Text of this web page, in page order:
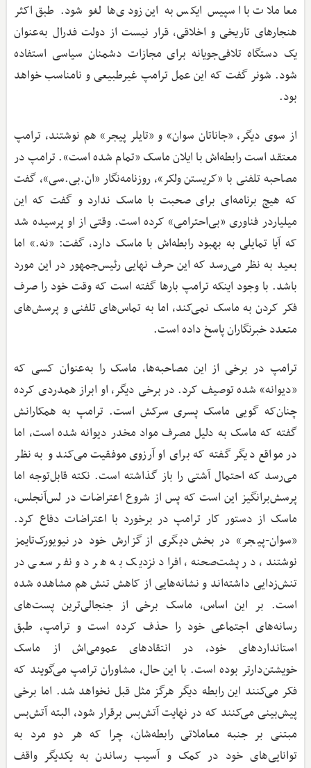
معاملات با اسپیس ایکس به این زودی‌ها لغو شود. طبق اکثر
هنجارهای تاریخی و اخلاقی، قرار نیست از دولت فدرال به‌عنوان
یک دستگاه تلافی‌جویانه برای مجازات دشمنان سیاسی استفاده
شود. شونر گفت که این عمل ترامپ غیرطبیعی و نامناسب خواهد
بود.
از سوی دیگر، «جاناتان سوان» و «تایلر پیجر» هم نوشتند، ترامپ
معتقد است رابطه‌اش با ایلان ماسک «تمام شده است». ترامپ در
مصاحبه تلفنی با «کریستن ولکر»، روزنامه‌نگار «ان.بی.سی»، گفت
که هیچ برنامه‌ای برای صحبت با ماسک ندارد و گفت که این
میلیاردر فناوری «بی‌احترامی» کرده است. وقتی از او پرسیده شد
که آیا تمایلی به بهبود رابطه‌اش با ماسک دارد، گفت: «نه.» اما
بعید به نظر می‌رسد که این حرف نهایی رئیس‌جمهور در این مورد
باشد. با وجود اینکه ترامپ بارها گفته است که وقت خود را صرف
فکر کردن به ماسک نمی‌کند، اما به تماس‌های تلفنی و پرسش‌های
متعدد خبرنگاران پاسخ داده است.
ترامپ در برخی از این مصاحبه‌ها، ماسک را به‌عنوان کسی که
«دیوانه» شده توصیف کرد. در برخی دیگر، او ابراز همدردی کرده
چنان‌که گویی ماسک پسری سرکش است. ترامپ به همکارانش
گفته که ماسک به دلیل مصرف مواد مخدر دیوانه شده است، اما
در مواقع دیگر گفته که برای او آرزوی موفقیت می‌کند و به نظر
می‌رسد که احتمال آشتی را باز گذاشته است. نکته قابل‌توجه اما
پرسش‌برانگیز این است که پس از شروع اعتراضات در لس‌آنجلس،
ماسک از دستور کار ترامپ در برخورد با اعتراضات دفاع کرد.
«سوان-پیجر» در بخش دیگری از گزارش خود در نیویورک‌تایمز
نوشتند، در پشت‌صحنه، افراد نزدیک به هر دو نفر سعی در
تنش‌زدایی داشته‌اند و نشانه‌هایی از کاهش تنش هم مشاهده شده
است. بر این اساس، ماسک برخی از جنجالی‌ترین پست‌های
رسانه‌های اجتماعی خود را حذف کرده است و ترامپ، طبق
استانداردهای خود، در انتقادهای عمومی‌اش از ماسک
خویشتن‌دارتر بوده است. با این ‌حال، مشاوران ترامپ می‌گویند که
فکر می‌کنند این رابطه دیگر هرگز مثل قبل نخواهد شد. اما برخی
پیش‌بینی می‌کنند که در نهایت آتش‌بس برقرار شود، البته آتش‌بس
مبتنی بر جنبه معاملاتی رابطه‌شان، چرا که هر دو مرد به
توانایی‌های خود در کمک و آسیب رساندن به یکدیگر واقف